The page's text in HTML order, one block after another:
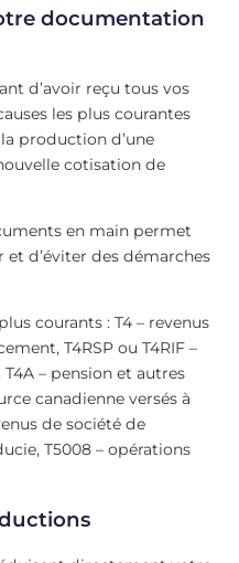
documentation
d’avoir reçu tous vos
les plus courantes
production d’une
cotisation de
en main permet
et d’éviter des démarches
courants : T4 – revenus
T4RSP ou T4RIF –
T4A – pension et autres
canadienne versés à
de société de
T5008 – opérations